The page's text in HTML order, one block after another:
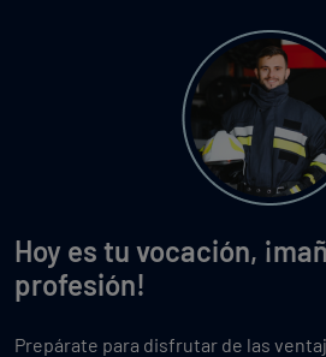
Hoy es tu vocación,
profesión!
Prepárate para disfrutar de las